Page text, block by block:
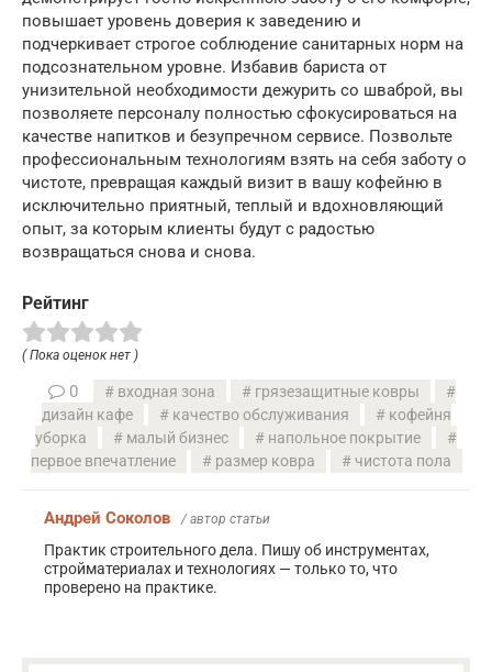
повышает уровень доверия к заведению и
подчеркивает строгое соблюдение санитарных норм на
подсознательном уровне. Избавив бариста от
унизительной необходимости дежурить со шваброй, вы
позволяете персоналу полностью сфокусироваться на
качестве напитков и безупречном сервисе. Позвольте
профессиональным технологиям взять на себя заботу о
чистоте, превращая каждый визит в вашу кофейню в
исключительно приятный, теплый и вдохновляющий
опыт, за которым клиенты будут с радостью
возвращаться снова и снова.
Рейтинг
( Пока оценок нет )
0 входная зона
грязезащитные ковры
дизайн кафе
качество обслуживания
кофейня
уборка
малый бизнес
напольное покрытие
первое впечатление
размер ковра чистота пола
Андрей Соколов / автор статьи
Практик строительного дела. Пишу об инструментах,
стройматериалах и технологиях — только то, что
проверено на практике.